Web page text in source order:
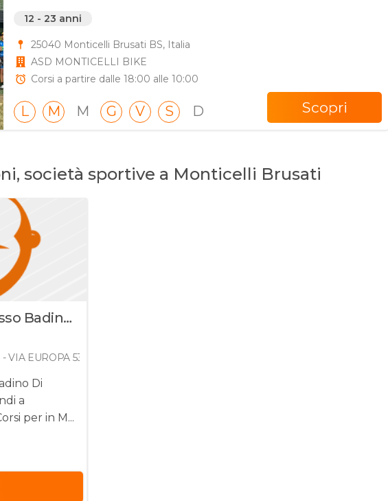
12 - 23 anni
25040 Monticelli Brusati BS, Italia
ASD MONTICELLI BIKE
Corsi a partire dalle 18:00 alle 10:00
L M M G V S D Scopri
società sportive a Monticelli Brusati
Badino
Morandi
VIA EUROPA 53 , 25040
Di
a
MONTICELLI BRUSATI: . Corsi per in M...